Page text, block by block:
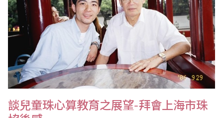
談兒童珠心算教育之展望-拜會上海市珠